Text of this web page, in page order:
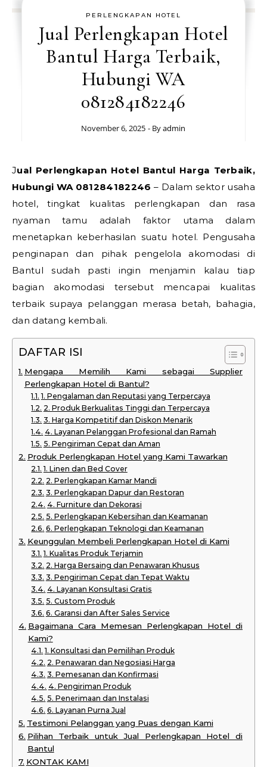
PERLENGKAPAN HOTEL
Jual Perlengkapan Hotel
Bantul Harga Terbaik,
Hubungi WA
081284182246
November 6, 2025 - Byadmin
Jual Perlengkapan Hotel Bantul Harga Terbaik,
Hubungi WA 081284182246 – Dalam sektor usaha
hotel, tingkat kualitas perlengkapan dan rasa
nyaman tamu adalah faktor utama dalam
menetapkan keberhasilan suatu hotel. Pengusaha
penginapan dan pihak pengelola akomodasi di
Bantul sudah pasti ingin menjamin kalau tiap
bagian akomodasi tersebut mencapai kualitas
terbaik supaya pelanggan merasa betah, bahagia,
dan datang kembali.
DAFTAR ISI
Mengapa Memilih Kami sebagai Supplier
Perlengkapan Hotel di Bantul?
1. Pengalaman dan Reputasi yang Terpercaya
2. Produk Berkualitas Tinggi dan Terpercaya
3. Harga Kompetitif dan Diskon Menarik
4. Layanan Pelanggan Profesional dan Ramah
5. Pengiriman Cepat dan Aman
Produk Perlengkapan Hotel yang Kami Tawarkan
1. Linen dan Bed Cover
2. Perlengkapan Kamar Mandi
3. Perlengkapan Dapur dan Restoran
4. Furniture dan Dekorasi
5. Perlengkapan Kebersihan dan Keamanan
6. Perlengkapan Teknologi dan Keamanan
Keunggulan Membeli Perlengkapan Hotel di Kami
1. Kualitas Produk Terjamin
2. Harga Bersaing dan Penawaran Khusus
3. Pengiriman Cepat dan Tepat Waktu
4. Layanan Konsultasi Gratis
5. Custom Produk
6. Garansi dan After Sales Service
Bagaimana Cara Memesan Perlengkapan Hotel di
Kami?
1. Konsultasi dan Pemilihan Produk
2. Penawaran dan Negosiasi Harga
3. Pemesanan dan Konfirmasi
4. Pengiriman Produk
5. Penerimaan dan Instalasi
6. Layanan Purna Jual
Testimoni Pelanggan yang Puas dengan Kami
Pilihan Terbaik untuk Jual Perlengkapan Hotel di
Bantul
KONTAK KAMI